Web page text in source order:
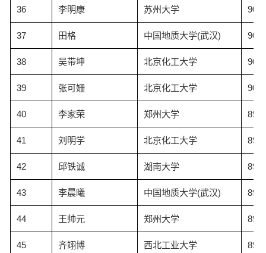
36 李明康 苏州大学
37 田格 中国地质大学(武汉)
38 吴带坤 北京化工大学
39 张可姗 北京化工大学
40 李家荣 郑州大学
41 刘明学 北京化工大学
42 邱铁诚 湖南大学
43 李晨曦 中国地质大学(武汉)
44 王帅元 郑州大学
45 齐翊博 西北工业大学